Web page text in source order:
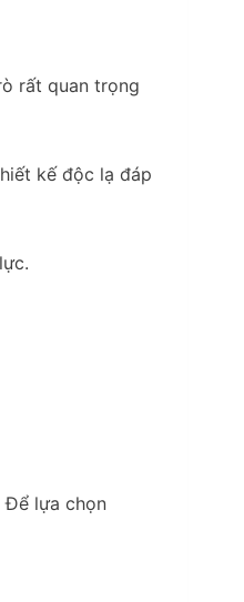
rất quan trọng
kế độc lạ đáp
Để lựa chọn